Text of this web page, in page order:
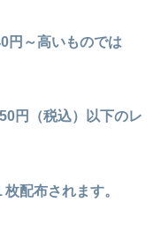
円～高いものでは
円（税込）以下のレ
配布されます。